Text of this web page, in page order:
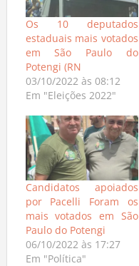
Os 10 deputados
estaduais mais votados
em São Paulo do
Potengi (RN
03/10/2022 às 08:12
Em "Eleições 2022"
Candidatos apoiados
por Pacelli Foram os
mais votados em São
Paulo do Potengi
06/10/2022 às 17:27
Em "Política"